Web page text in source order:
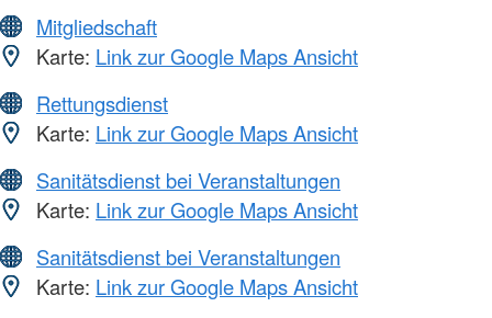
Mitgliedschaft
Karte: Link zur Google Maps Ansicht
Rettungsdienst
Karte: Link zur Google Maps Ansicht
Sanitätsdienst bei Veranstaltungen
Karte: Link zur Google Maps Ansicht
Sanitätsdienst bei Veranstaltungen
Karte: Link zur Google Maps Ansicht